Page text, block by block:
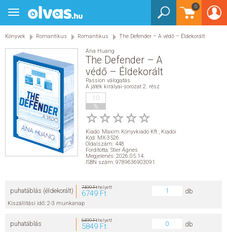
0
Toggle
navigation
Könyvek Romantikus Romantikus The Defender – A védő – Éldekorált
Ana Huang
The Defender – A
védő – Éldekorált
Passion válogatás
A játék királyai-sorozat 2. rész
10
%
Kiadó: Maxim Könyvkiadó Kft., Kiadói
Kód: MX-3526
Oldalszám: 448
Fordította: Stier Ágnes
Megjelenés: 2026.05.14.
ISBN szám: 9789636903091
puhatáblás (éldekorált) 7499 Fthelyett
6749 Ft db
Kiszállítási idő: 2-3 munkanap
puhatáblás 6499 Fthelyett
5849 Ft db
BEJELENTKEZÉS
KÖNYVEK
E-KÖNYVEK
EGYÉB TERMÉKEK
STAR WARS
AKCIÓ
NÉPSZERŰ KÖNYVEK
SEGÍTHETEK?